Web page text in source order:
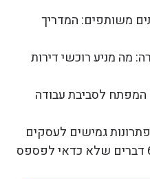
משותפים: המדריך
מה מניע רוכשי דירות
המפתח לסביבת עבודה
גמישים לעסקים